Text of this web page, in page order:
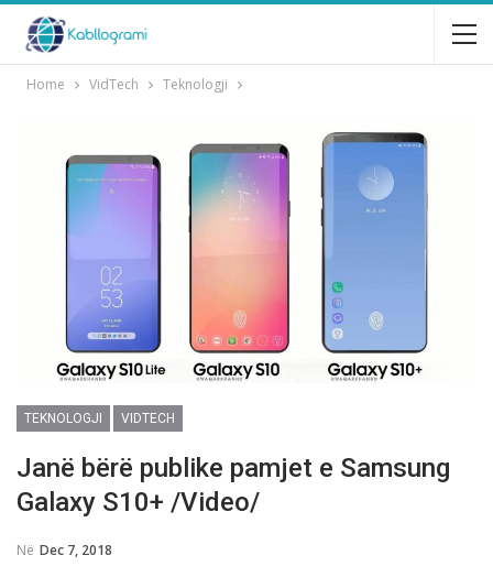
Home VidTech Teknologji
TEKNOLOGJI VIDTECH
Janё bёrё publike pamjet e Samsung
Galaxy S10+ /Video/
Në Dec 7, 2018